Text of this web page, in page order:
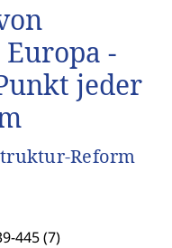
-
jeder
Reform
445 (7)